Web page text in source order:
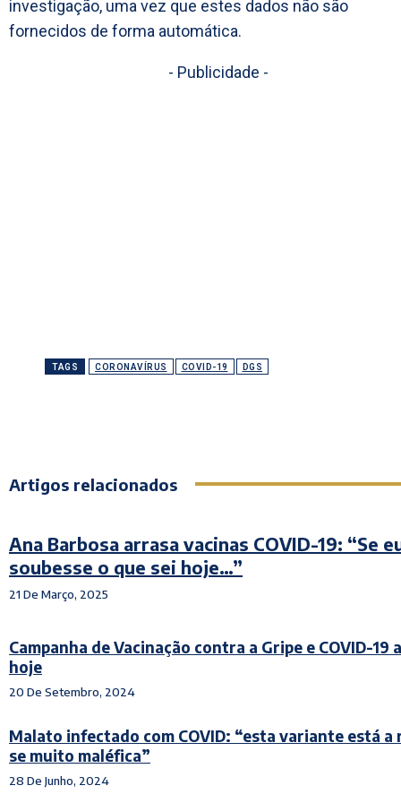
investigação, uma vez que estes dados não são
fornecidos de forma automática.
- Publicidade -
TAGS CORONAVÍRUS COVID-19 DGS
Artigos relacionados
Ana Barbosa arrasa vacinas COVID-19: “Se
soubesse o que sei hoje…”
21 De Março, 2025
Campanha de Vacinação contra a Gripe e COVID-19
hoje
20 De Setembro, 2024
Malato infectado com COVID: “esta variante está a
se muito maléfica”
28 De Junho, 2024